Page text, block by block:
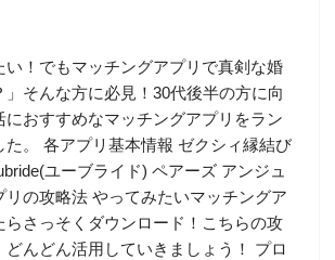
い！でもマッチングアプリで真剣な婚
」そんな方に必見！30代後半の方に向
におすすめなマッチングアプリをラン
た。 各アプリ基本情報 ゼクシィ縁結び
ユーブライド) ペアーズ アンジュ
リの攻略法 やってみたいマッチングア
らさっそくダウンロード！こちらの攻
どんどん活用していきましょう！ プロ